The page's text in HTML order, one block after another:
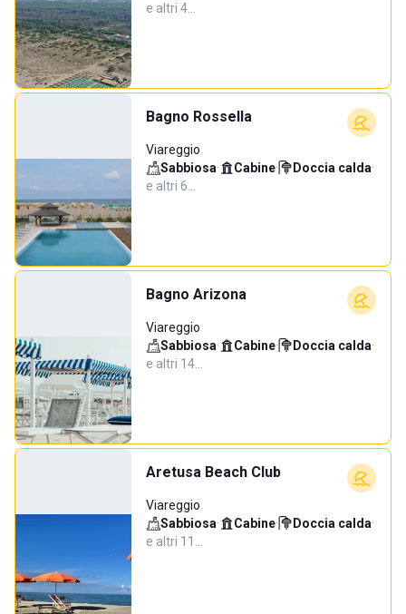
e altri 4…
Bagno Rossella
Viareggio
Sabbiosa· Cabine· Doccia calda·
e altri 6…
Bagno Arizona
Viareggio
Sabbiosa· Cabine· Doccia calda·
e altri 14…
Aretusa Beach Club
Viareggio
Sabbiosa· Cabine· Doccia calda·
e altri 11…